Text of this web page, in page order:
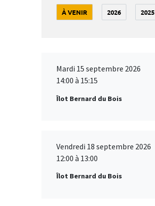
À VENIR 2026 2025
Mardi 15 septembre 2026
14:00 à 15:15
Îlot Bernard du Bois
Vendredi 18 septembre 2026
12:00 à 13:00
Îlot Bernard du Bois